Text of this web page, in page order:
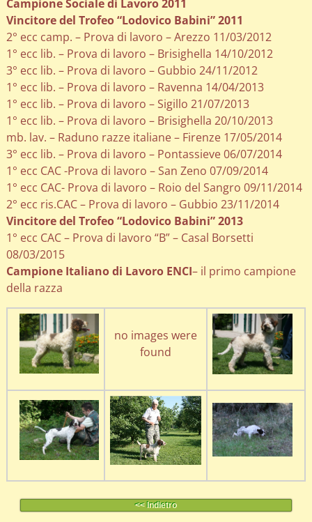
Campione Sociale di Lavoro 2011
Vincitore del Trofeo “Lodovico Babini” 2011
2° ecc camp. – Prova di lavoro – Arezzo 11/03/2012
1° ecc lib. – Prova di lavoro – Brisighella 14/10/2012
3° ecc lib. – Prova di lavoro – Gubbio 24/11/2012
1° ecc lib. – Prova di lavoro – Ravenna 14/04/2013
1° ecc lib. – Prova di lavoro – Sigillo 21/07/2013
1° ecc lib. – Prova di lavoro – Brisighella 20/10/2013
mb. lav. – Raduno razze italiane – Firenze 17/05/2014
3° ecc lib. – Prova di lavoro – Pontassieve 06/07/2014
1° ecc CAC -Prova di lavoro – San Zeno 07/09/2014
1° ecc CAC- Prova di lavoro – Roio del Sangro 09/11/2014
2° ecc ris.CAC – Prova di lavoro – Gubbio 23/11/2014
Vincitore del Trofeo “Lodovico Babini” 2013
1° ecc CAC – Prova di lavoro “B” – Casal Borsetti
08/03/2015
Campione Italiano di Lavoro ENCI– il primo campione
della razza
no images were
found
<< Indietro